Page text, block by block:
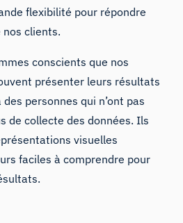
flexibilité pour répondre
nos clients.
conscients que nos
présenter leurs résultats
personnes qui n’ont pas
de collecte des données. Ils
visuelles
faciles à comprendre pour